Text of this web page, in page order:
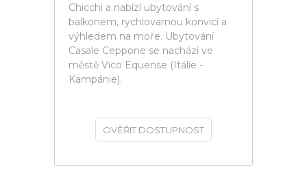
Chicchi a nabízí ubytování s
balkonem, rychlovarnou konvicí a
výhledem na moře. Ubytování
Casale Ceppone se nachází ve
městě Vico Equense (Itálie -
Kampánie).
OVĚŘIT DOSTUPNOST